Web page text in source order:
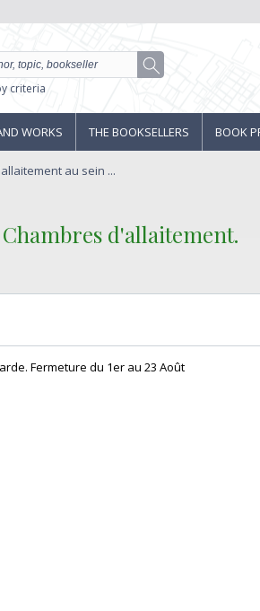
criteria
WORKS THE BOOKSELLERS BOOK
au sein ...
d'allaitement.‎
Fermeture du 1er au 23 Août‎